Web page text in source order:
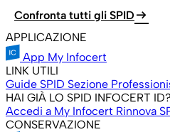
Confronta tutti gli SPID arrow_right_alt
APPLICAZIONE
App My Infocert
LINK UTILI
Guide SPID Sezione
HAI GIÀ LO SPID INFOCERT ID?
Accedi a My Infocert Rinnova
CONSERVAZIONE